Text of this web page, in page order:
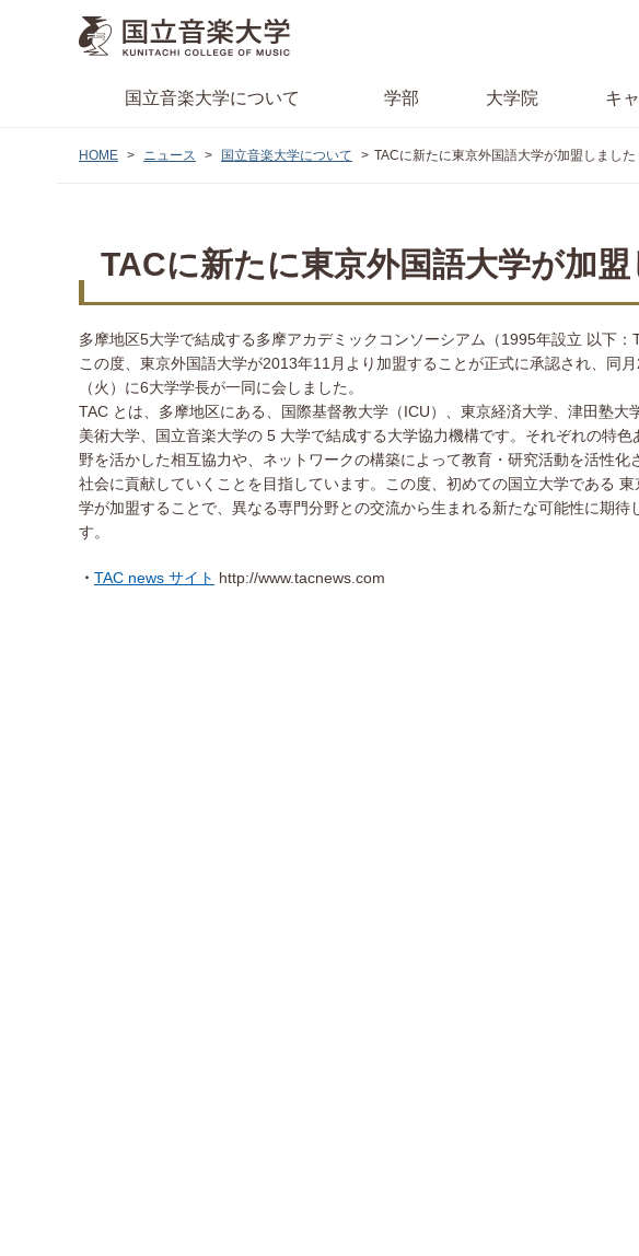
国立音楽大学について 学部 大学院 キ
HOME ニュース 国立音楽大学について TACに新たに東京外国語大学が加盟しました
TACに新たに東京外国語大学が加
多摩地区5大学で結成する多摩アカデミックコンソーシアム（1995年設立 以下：
この度、東京外国語大学が2013年11月より加盟することが正式に承認され、同月
（火）に6大学学長が一同に会しました。
TAC とは、多摩地区にある、国際基督教大学（ICU）、東京経済大学、津田塾大
美術大学、国立音楽大学の 5 大学で結成する大学協力機構です。それぞれの特色
野を活かした相互協力や、ネットワークの構築によって教育・研究活動を活性化
社会に貢献していくことを目指しています。この度、初めての国立大学である 東
学が加盟することで、異なる専門分野との交流から生まれる新たな可能性に期待
す。
TAC news サイト http://www.tacnews.com